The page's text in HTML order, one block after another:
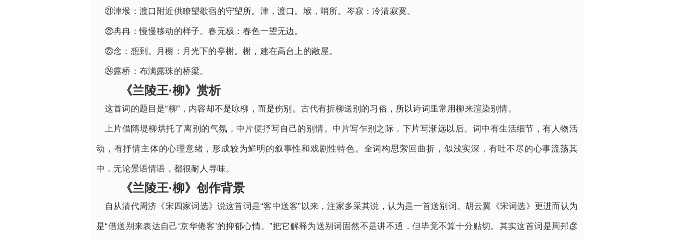
㉑津堠：渡口附近供瞭望歇宿的守望所。津，渡口。堠，哨所。岑寂：冷清寂寞。
㉒冉冉：慢慢移动的样子。春无极：春色一望无边。
㉓念：想到。月榭：月光下的亭榭。榭，建在高台上的敞屋。
㉔露桥：布满露珠的桥梁。
《兰陵王·柳》赏析
这首词的题目是“柳”，内容却不是咏柳，而是伤别。古代有折柳送别的习俗，所以诗词里常用柳来渲染别情。
上片借隋堤柳烘托了离别的气氛，中片便抒写自己的别情。中片写乍别之际，下片写渐远以后。词中有生活细节，有人物活
动，有抒情主体的心理意绪，形成较为鲜明的叙事性和戏剧性特色。全词构思萦回曲折，似浅实深，有吐不尽的心事流荡其
中，无论景语情语，都很耐人寻味。
《兰陵王·柳》创作背景
自从清代周济《宋四家词选》说这首词是“客中送客”以来，注家多采其说，认为是一首送别词。胡云翼《宋词选》更进而认为
是“借送别来表达自己‘京华倦客’的抑郁心情。”把它解释为送别词固然不是讲不通，但毕竟不算十分贴切。其实这首词是周邦彦